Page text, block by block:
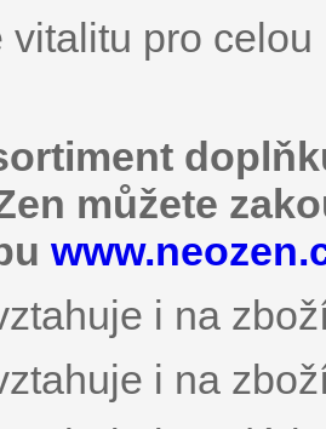
vitalitu pro celou
můžete
i na
i na